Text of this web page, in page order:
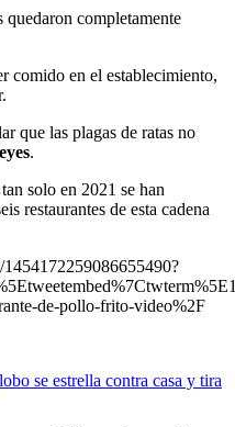
quedaron completamente
comido en el establecimiento,
que las plagas de ratas no
.
solo en 2021 se han
restaurantes de esta cadena
1454172259086655490?
de-pollo-frito-video%2F
se estrella contra casa y tira